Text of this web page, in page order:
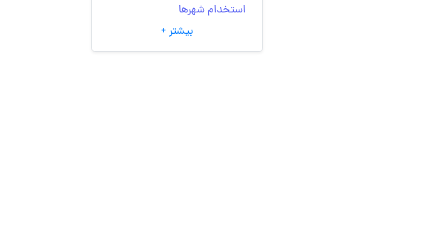
استخدام شهرها
انتخاب مسیر شغلی
به‌روزرسانی‌های سایت
بیشتر +